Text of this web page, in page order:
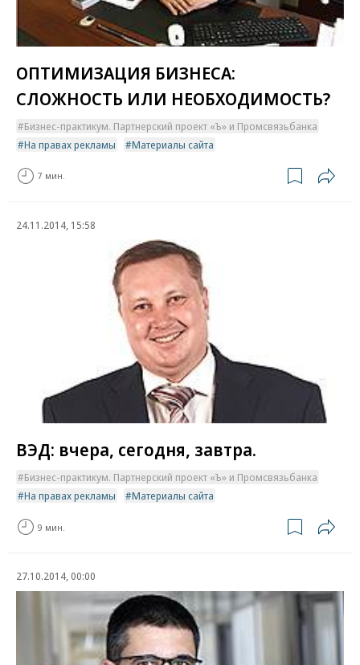
ОПТИМИЗАЦИЯ БИЗНЕСА:
СЛОЖНОСТЬ ИЛИ НЕОБХОДИМОСТЬ?
Бизнес-практикум. Партнерский проект «Ъ» и Промсвязьбанка
На правах рекламы
Материалы сайта
7 мин.
24.11.2014, 15:58
ВЭД: вчера, сегодня, завтра.
Бизнес-практикум. Партнерский проект «Ъ» и Промсвязьбанка
На правах рекламы
Материалы сайта
9 мин.
27.10.2014, 00:00